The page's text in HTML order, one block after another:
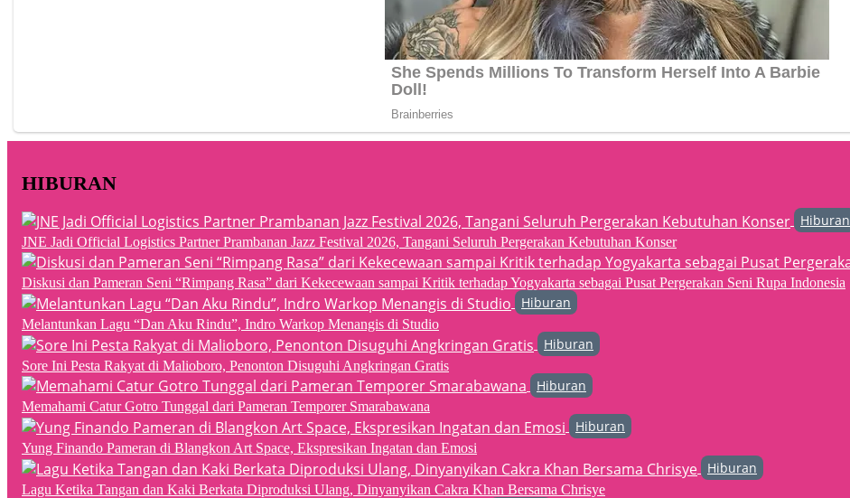
HIBURAN
Hiburan
JNE Jadi Official Logistics Partner Prambanan Jazz Festival 2026, Tangani Seluruh Pergerakan Kebutuhan Konser
Diskusi dan Pameran Seni “Rimpang Rasa” dari Kekecewaan sampai Kritik terhadap Yogyakarta sebagai Pusat Pergerakan Seni Rupa Indonesia
Hiburan
Melantunkan Lagu “Dan Aku Rindu”, Indro Warkop Menangis di Studio
Hiburan
Sore Ini Pesta Rakyat di Malioboro, Penonton Disuguhi Angkringan Gratis
Hiburan
Memahami Catur Gotro Tunggal dari Pameran Temporer Smarabawana
Hiburan
Yung Finando Pameran di Blangkon Art Space, Ekspresikan Ingatan dan Emosi
Hiburan
Lagu Ketika Tangan dan Kaki Berkata Diproduksi Ulang, Dinyanyikan Cakra Khan Bersama Chrisye